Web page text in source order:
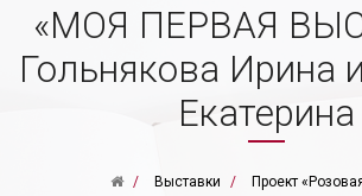
«МОЯ ПЕРВАЯ
Гольнякова Ирина
Екатерина
Выставки Проект